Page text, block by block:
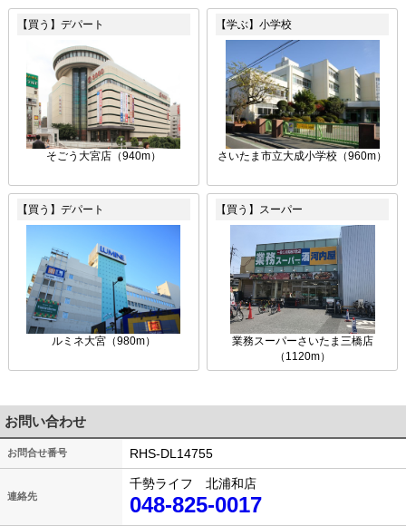
【買う】デパート
そごう大宮店（940m）
【学ぶ】小学校
さいたま市立大成小学校（960m）
【買う】デパート
ルミネ大宮（980m）
【買う】スーパー
業務スーパーさいたま三橋店
（1120m）
お問い合わせ
お問合せ番号 RHS-DL14755
連絡先
千勢ライフ 北浦和店
048-825-0017